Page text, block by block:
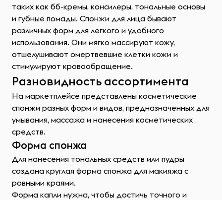
таких как бб-кремы, консилеры, тональные основы
и губные помады. Спонжи для лица бывают
различных форм для легкого и удобного
использования. Они мягко массируют кожу,
отшелушивают омертвевшие клетки кожи и
стимулируют кровообращение.
Разновидность ассортимента
На маркетплейсе представлены косметические
спонжи разных форм и видов, предназначенных для
умывания, массажа и нанесения косметических
средств.
Форма спонжа
Для нанесения тональных средств или пудры
создана круглая форма спонжа для макияжа с
ровными краями.
Форма капли нужна, чтобы достичь точного и